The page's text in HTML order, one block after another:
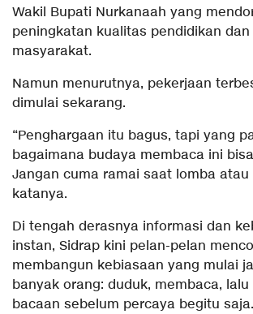
Wakil Bupati Nurkanaah yang
peningkatan kualitas pendidikan
masyarakat.
Namun menurutnya, pekerjaan
dimulai sekarang.
“Penghargaan itu bagus, tapi yang
bagaimana budaya membaca ini
Jangan cuma ramai saat lomba atau
katanya.
Di tengah derasnya informasi dan
instan, Sidrap kini pelan-pelan
membangun kebiasaan yang mulai
banyak orang: duduk, membaca,
bacaan sebelum percaya begitu